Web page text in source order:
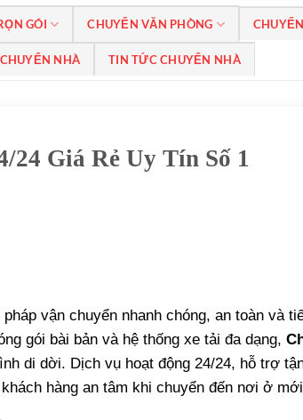
GÓI CHUYỂN VĂN PHÒNG
NHÀ TIN TỨC CHUYỂN NHÀ
24 Giá Rẻ Uy Tín Số 1
pháp vận chuyển nhanh chóng, an toàn và
gói bài bản và hệ thống xe tải đa dạng,
di dời. Dịch vụ hoạt động 24/24, hỗ trợ
hàng an tâm khi chuyển đến nơi ở